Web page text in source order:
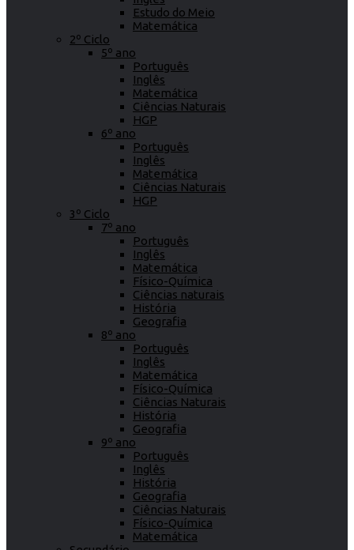
Estudo do Meio
Matemática
2º Ciclo
5º ano
Português
Inglês
Matemática
Ciências Naturais
HGP
6º ano
Português
Inglês
Matemática
Ciências Naturais
HGP
3º Ciclo
7º ano
Português
Inglês
Matemática
Físico-Química
Ciências naturais
História
Geografia
8º ano
Português
Inglês
Matemática
Físico-Química
Ciências Naturais
História
Geografia
9º ano
Português
Inglês
História
Geografia
Ciências Naturais
Físico-Química
Matemática